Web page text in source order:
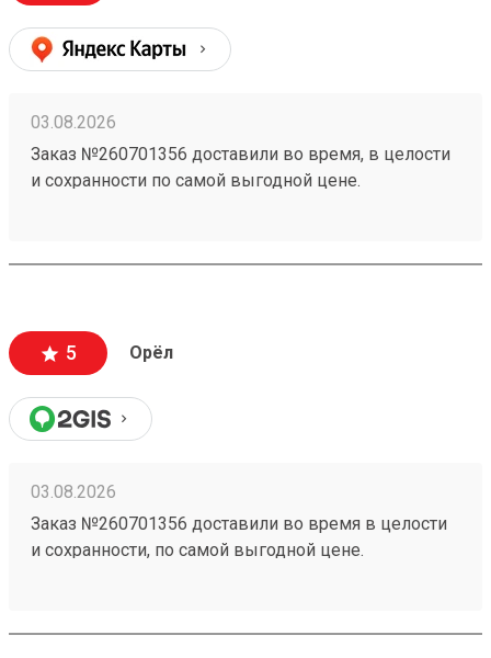
03.08.2026
Заказ №260701356 доставили во время, в целости
и сохранности по самой выгодной цене.
5 Орёл
03.08.2026
Заказ №260701356 доставили во время в целости
и сохранности, по самой выгодной цене.